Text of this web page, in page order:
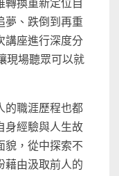
轉換重新定位自
夢、跌倒到再重
講座進行深度分
現場聽眾可以就
的職涯歷程也都
身經驗與人生故
貌，從中探索不
藉由汲取前人的